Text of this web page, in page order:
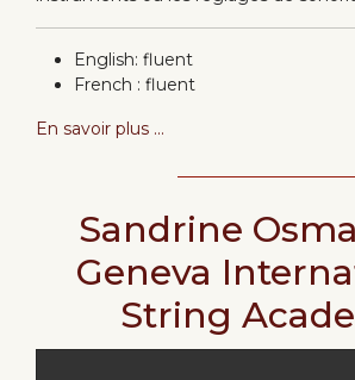
English: fluent
French : fluent
En savoir plus ...
Sandrine
Geneva
String